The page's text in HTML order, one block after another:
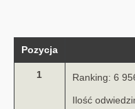
Pozycja
1 Ranking: 6
Ilość